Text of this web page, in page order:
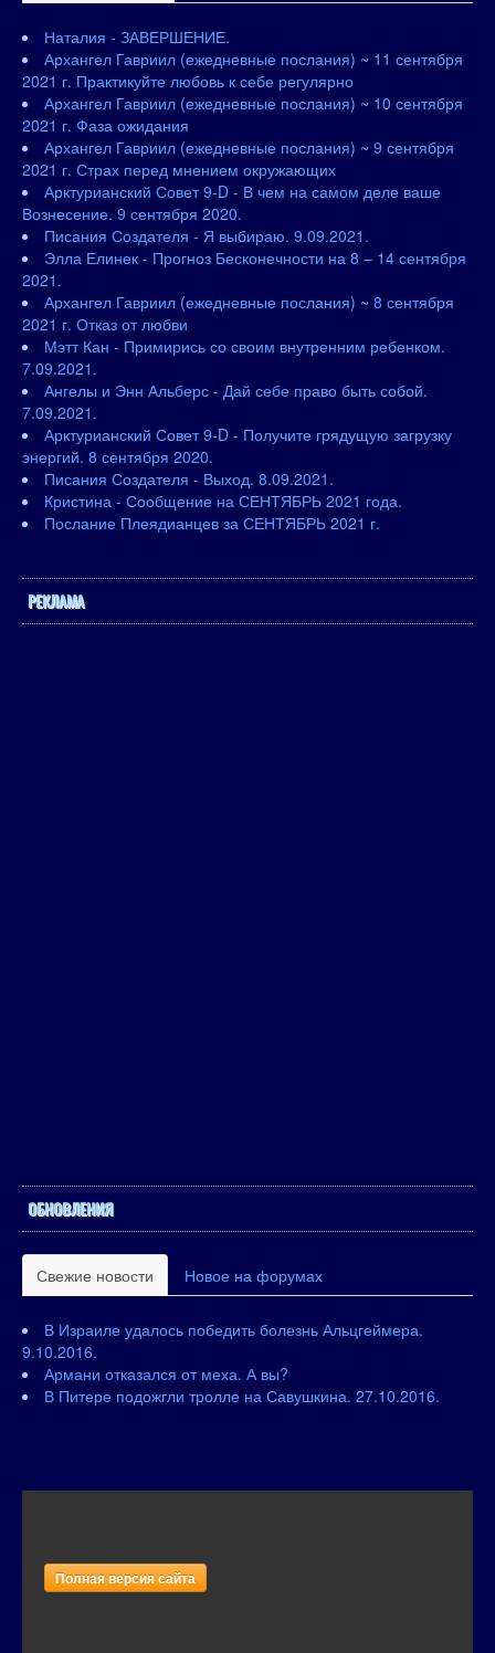
Наталия - ЗАВЕРШЕНИЕ.
Архангел Гавриил (ежедневные послания) ~ 11 сентября
2021 г. Практикуйте любовь к себе регулярно
Архангел Гавриил (ежедневные послания) ~ 10 сентября
2021 г. Фаза ожидания
Архангел Гавриил (ежедневные послания) ~ 9 сентября
2021 г. Страх перед мнением окружающих
Арктурианский Совет 9-D - В чем на самом деле ваше
Вознесение. 9 сентября 2020.
Писания Создателя - Я выбираю. 9.09.2021.
Элла Елинек - Прогноз Бесконечности на 8 – 14 сентября
2021.
Архангел Гавриил (ежедневные послания) ~ 8 сентября
2021 г. Отказ от любви
Мэтт Кан - Примирись со своим внутренним ребенком.
7.09.2021.
Ангелы и Энн Альберс - Дай себе право быть собой.
7.09.2021.
Арктурианский Совет 9-D - Получите грядущую загрузку
энергий. 8 сентября 2020.
Писания Создателя - Выход. 8.09.2021.
Кристина - Сообщение на СЕНТЯБРЬ 2021 года.
Послание Плеядианцев за СЕНТЯБРЬ 2021 г.
РЕКЛАМА
ОБНОВЛЕНИЯ
Свежие новости Новое на форумах
В Израиле удалось победить болезнь Альцгеймера.
9.10.2016.
Армани отказался от меха. А вы?
В Питере подожгли тролле на Савушкина. 27.10.2016.
Полная версия сайта